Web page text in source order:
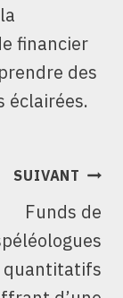
financier
des
éclairées.
SUIVANT
Funds de
quantitatifs